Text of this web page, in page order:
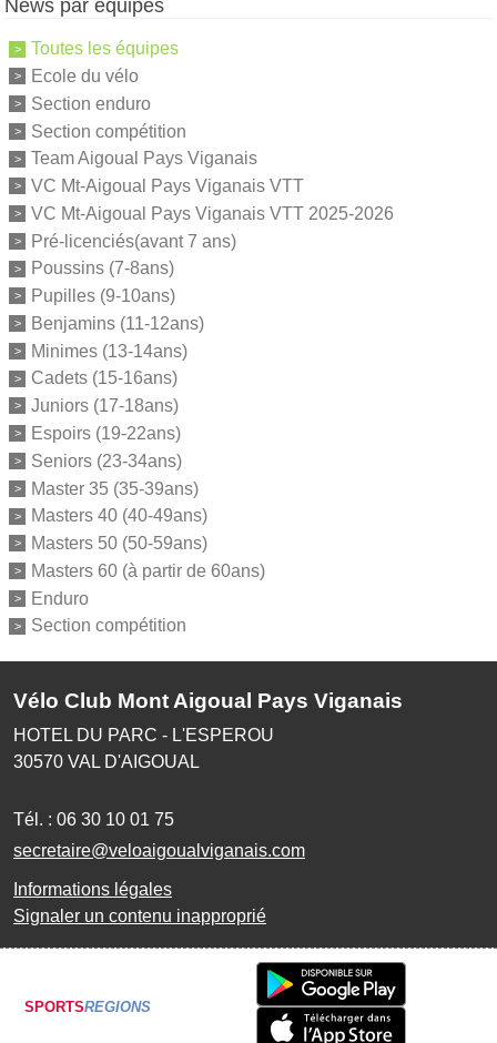
News par équipes
Toutes les équipes
Ecole du vélo
Section enduro
Section compétition
Team Aigoual Pays Viganais
VC Mt-Aigoual Pays Viganais VTT
VC Mt-Aigoual Pays Viganais VTT 2025-2026
Pré-licenciés(avant 7 ans)
Poussins (7-8ans)
Pupilles (9-10ans)
Benjamins (11-12ans)
Minimes (13-14ans)
Cadets (15-16ans)
Juniors (17-18ans)
Espoirs (19-22ans)
Seniors (23-34ans)
Master 35 (35-39ans)
Masters 40 (40-49ans)
Masters 50 (50-59ans)
Masters 60 (à partir de 60ans)
Enduro
Section compétition
Vélo Club Mont Aigoual Pays Viganais
HOTEL DU PARC - L'ESPEROU
30570 VAL D'AIGOUAL
Tél. : 06 30 10 01 75
secretaire@veloaigoualviganais.com
Informations légales
Signaler un contenu inapproprié
SPORTSREGIONS